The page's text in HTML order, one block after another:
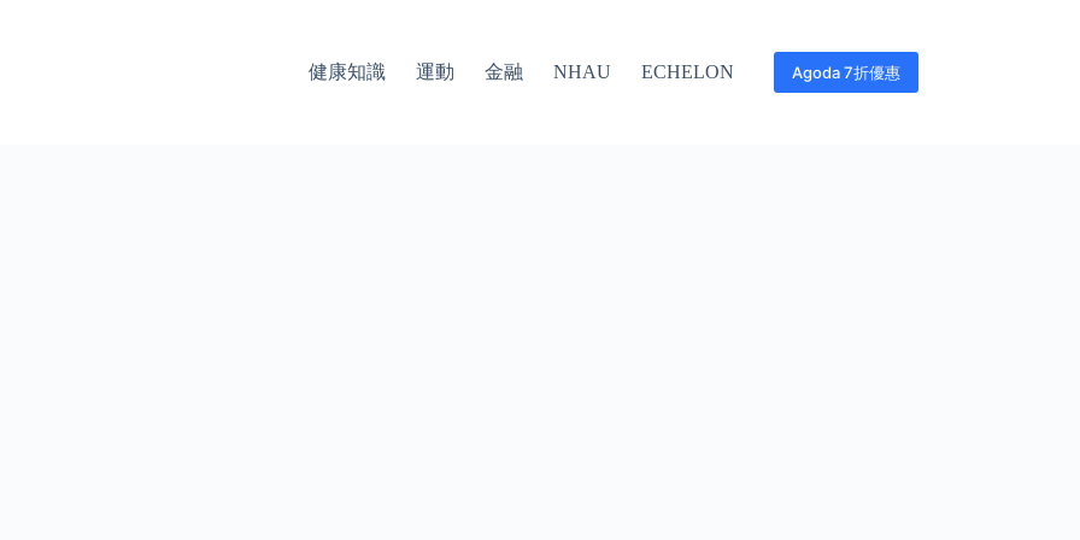
健康知識 運動 金融 NHAU ECHELON Agoda 7折優惠